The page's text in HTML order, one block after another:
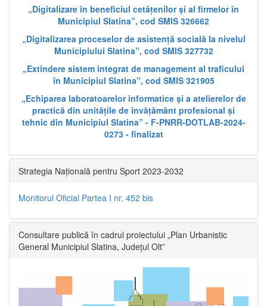
„Digitalizare în beneficiul cetățenilor și al firmelor în
Municipiul Slatina”, cod SMIS 326662
„Digitalizarea proceselor de asistență socială la nivelul
Municipiului Slatina”, cod SMIS 327732
„Extindere sistem integrat de management al traficului
în Municipiul Slatina”, cod SMIS 321905
„Echiparea laboratoarelor informatice și a atelierelor de
practică din unitățile de învățământ profesional și
tehnic din Municipiul Slatina” - F-PNRR-DOTLAB-2024-
0273 - finalizat
Strategia Națională pentru Sport 2023-2032
Monitorul Oficial Partea I nr. 452 bis
Consultare publică în cadrul proiectului „Plan Urbanistic
General Municipiul Slatina, Județul Olt”